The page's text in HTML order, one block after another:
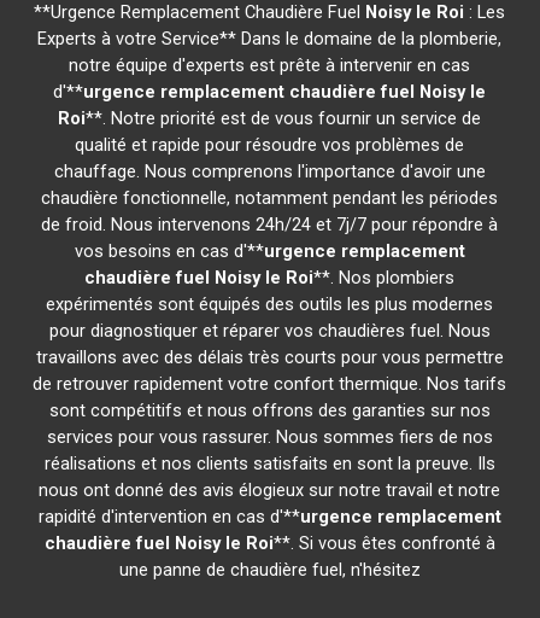
**Urgence Remplacement Chaudière Fuel Noisy le Roi : Les
Experts à votre Service** Dans le domaine de la plomberie,
notre équipe d'experts est prête à intervenir en cas
d'**urgence remplacement chaudière fuel Noisy le
Roi**. Notre priorité est de vous fournir un service de
qualité et rapide pour résoudre vos problèmes de
chauffage. Nous comprenons l'importance d'avoir une
chaudière fonctionnelle, notamment pendant les périodes
de froid. Nous intervenons 24h/24 et 7j/7 pour répondre à
vos besoins en cas d'**urgence remplacement
chaudière fuel Noisy le Roi**. Nos plombiers
expérimentés sont équipés des outils les plus modernes
pour diagnostiquer et réparer vos chaudières fuel. Nous
travaillons avec des délais très courts pour vous permettre
de retrouver rapidement votre confort thermique. Nos tarifs
sont compétitifs et nous offrons des garanties sur nos
services pour vous rassurer. Nous sommes fiers de nos
réalisations et nos clients satisfaits en sont la preuve. Ils
nous ont donné des avis élogieux sur notre travail et notre
rapidité d'intervention en cas d'**urgence remplacement
chaudière fuel Noisy le Roi**. Si vous êtes confronté à
une panne de chaudière fuel, n'hésitez